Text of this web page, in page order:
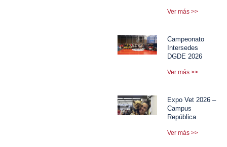
Ver más >>
Campeonato
Intersedes
DGDE 2026
Ver más >>
Expo Vet 2026 –
Campus
República
Ver más >>